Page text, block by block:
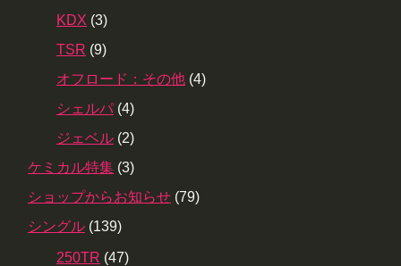
KDX (3)
TSR (9)
オフロード：その他 (4)
シェルパ (4)
ジェベル (2)
ケミカル特集 (3)
ショップからお知らせ (79)
シングル (139)
250TR (47)